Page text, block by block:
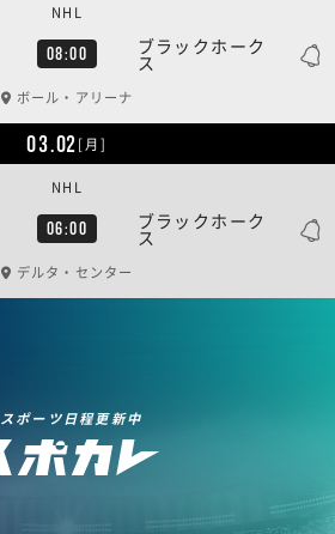
08:00 ブラックホーク
ス
NHL
ボール・アリーナ
03.02[月]
06:00 ブラックホーク
ス
NHL
デルタ・センター
スポーツ日程更新中